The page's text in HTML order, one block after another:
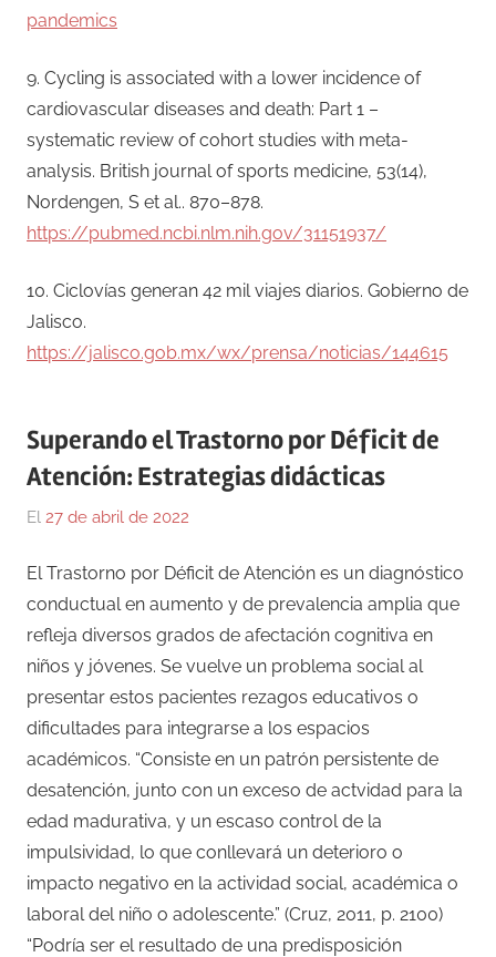
pandemics
9. Cycling is associated with a lower incidence of
cardiovascular diseases and death: Part 1 –
systematic review of cohort studies with meta-
analysis. British journal of sports medicine, 53(14),
Nordengen, S et al.. 870–878.
https://pubmed.ncbi.nlm.nih.gov/31151937/
10. Ciclovías generan 42 mil viajes diarios. Gobierno de
Jalisco.
https://jalisco.gob.mx/wx/prensa/noticias/144615
Superando el Trastorno por Déficit de
Atención: Estrategias didácticas
El 27 de abril de 2022
Monraz
El Trastorno por Déficit de Atención es un diagnóstico
conductual en aumento y de prevalencia amplia que
refleja diversos grados de afectación cognitiva en
niños y jóvenes. Se vuelve un problema social al
presentar estos pacientes rezagos educativos o
dificultades para integrarse a los espacios
académicos. “Consiste en un patrón persistente de
desatención, junto con un exceso de actvidad para la
edad madurativa, y un escaso control de la
impulsividad, lo que conllevará un deterioro o
impacto negativo en la actividad social, académica o
laboral del niño o adolescente.” (Cruz, 2011, p. 2100)
“Podría ser el resultado de una predisposición